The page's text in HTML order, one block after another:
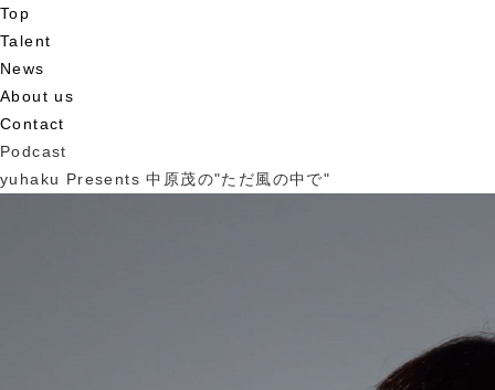
Top
Talent
News
About us
Contact
Podcast
yuhaku Presents 中原茂の"ただ風の中で"